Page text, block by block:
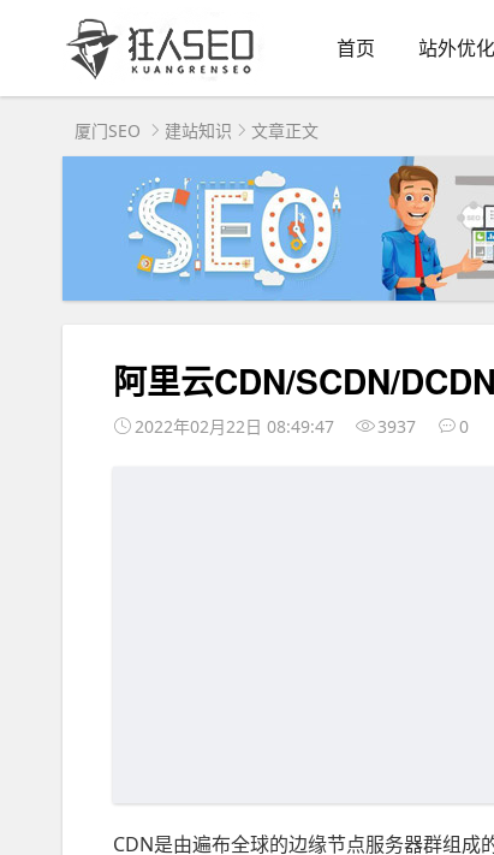
首页 站外优化
厦门SEO 建站知识 文章正文
阿里云CDN/SCDN/
2022年02月22日 08:49:47 3937 0
CDN是由遍布全球的边缘节点服务器群组